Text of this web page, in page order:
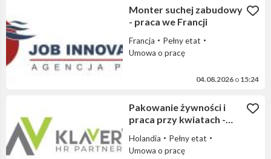
Monter suchej zabudowy
- praca we Francji
Francja
Pełny etat
Umowa o pracę
04.08.2026 o 15:24
Pakowanie żywności i
praca przy kwiatach -
Holandia
Pełny etat
Umowa o pracę